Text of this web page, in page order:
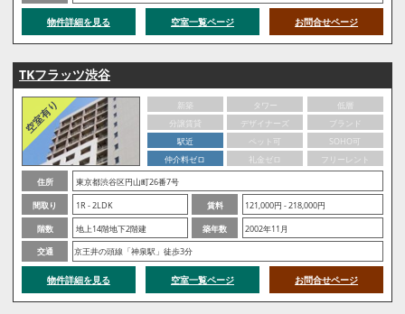
物件詳細を見る 空室一覧ページ お問合せページ
TKフラッツ渋谷
新築 タワー
低層
分譲賃貸
デザイナーズ
ブランド
駅近
ペット可
SOHO可
仲介料ゼロ
礼金ゼロ
フリーレント
住所
東京都渋谷区円山町26番7号
間取り
1R - 2LDK 賃料
121,000円 - 218,000円
階数
地上14階地下2階建 築年数
2002年11月
交通
京王井の頭線「神泉駅」徒歩3分
物件詳細を見る 空室一覧ページ お問合せページ